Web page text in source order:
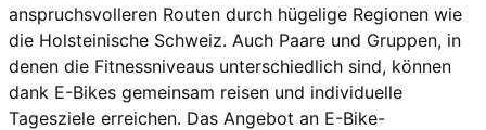
anspruchsvolleren Routen durch hügelige Regionen wie
die Holsteinische Schweiz. Auch Paare und Gruppen, in
denen die Fitnessniveaus unterschiedlich sind, können
dank E-Bikes gemeinsam reisen und individuelle
Tagesziele erreichen. Das Angebot an E-Bike-